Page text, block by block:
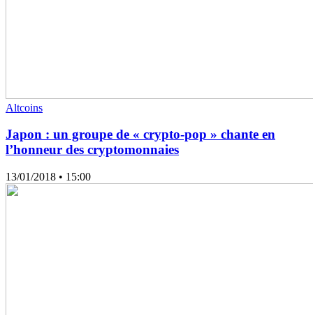
Altcoins
Japon : un groupe de « crypto-pop » chante en
l’honneur des cryptomonnaies
13/01/2018 • 15:00